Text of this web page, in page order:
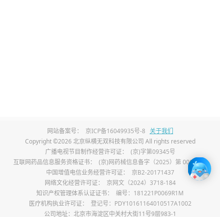
网站备案号： 京ICP备16049935号-8 关于我们
Copyright ©2026 北京纵横无双科技有限公司 All rights reserved
广播电视节目制作经营许可证：
(京)字第09345号
互联网药品信息服务资格证书：
(京)网药械信息备字（2025）第 00017 号
中国增值电信业务经营许可证：
京B2-20171437
网络文化经营许可证：
京网文（2024）3718-184
知识产权管理体系认证证书：
编号：181221P0069R1M
医疗机构执业许可证：
登记号：PDY10161164010517A1002
公司地址：北京市海淀区中关村大街11号9层983-1